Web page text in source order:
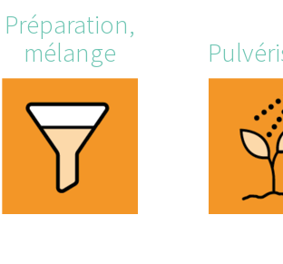
Préparation,
mélange